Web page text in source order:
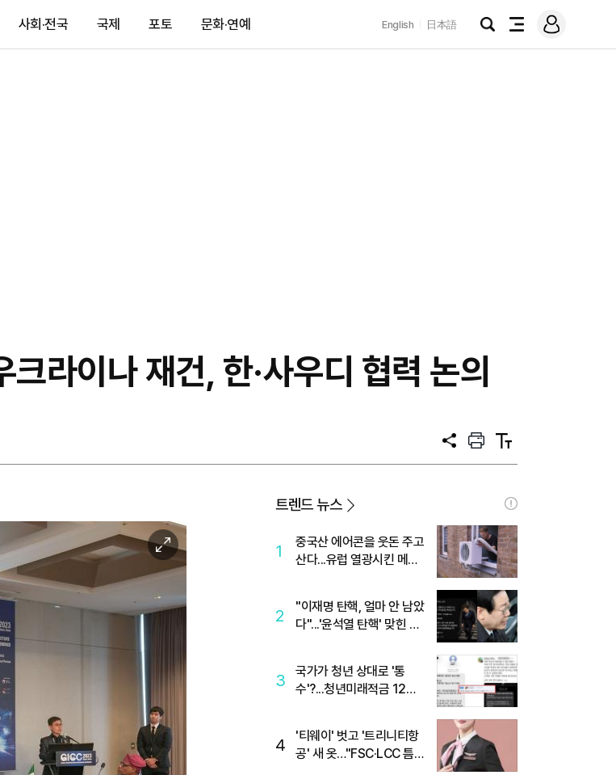
사회·전국 국제 포토 문화·연예 English 日本語
검
전
메
그
이나 재건, 한·사우디 협력 논의
공
프
트
텍
트
이
미
확
트렌드 뉴스
1
중국산 에어콘을 웃돈 주고
산다...유럽 열광시킨 메이
2
"이재명 탄핵, 얼마 안 남았
다"...'윤석열 탄핵' 맞힌 무
3
국가가 청년 상대로 '통
수'?...청년미래적금 12%
4
'티웨이' 벗고 '트리니티항
공' 새 옷…"FSC·LCC 틈